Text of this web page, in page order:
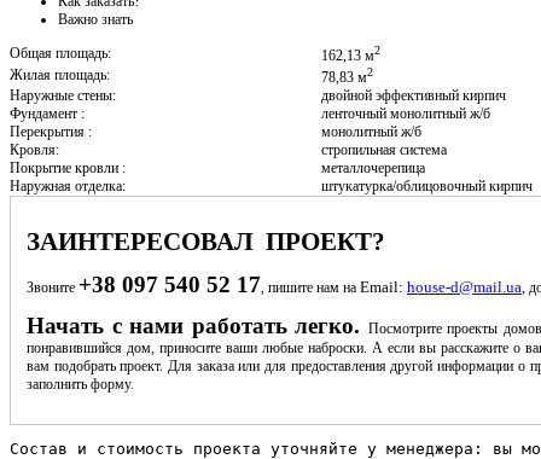
Важно знать
Общая площадь:
162,13 м2
Жилая площадь: 78,83 м2
Наружные стены:
двойной эффективный кирпич
Фундамент :
ленточный монолитный ж/б
Перекрытия :
монолитный ж/б
Кровля:
стропильная система
Покрытие кровли :
металлочерепица
Наружная отделка:
штукатурка/облицовочный кирпич
ЗАИНТЕРЕСОВАЛ ПРОЕКТ?
Звоните +38 097 540 52 17 , пишите нам на Email: house-d@mail.ua ,
Начать с нами работать легко. Посмотрите проекты
понравившийся дом, приносите ваши любые наброски. А если вы расскажите о
вам подобрать проект. Для заказа или для предоставления другой информации о
заполнить форму.
Состав и стоимость проекта уточняйте у менеджера: